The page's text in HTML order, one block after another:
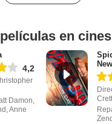
en cines
4,2
Damon,
Anne